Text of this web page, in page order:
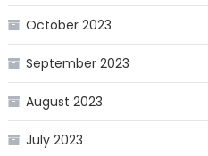
October 2023
September 2023
August 2023
July 2023